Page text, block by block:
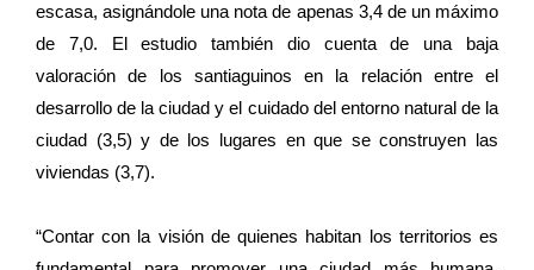
escasa, asignándole una nota de apenas 3,4 de un máximo
de 7,0. El estudio también dio cuenta de una baja
valoración de los santiaguinos en la relación entre el
desarrollo de la ciudad y el cuidado del entorno natural de la
ciudad (3,5) y de los lugares en que se construyen las
viviendas (3,7).
“Contar con la visión de quienes habitan los territorios es